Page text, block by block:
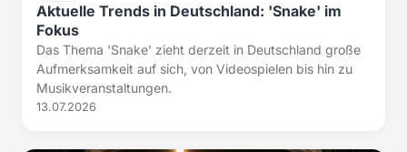
Aktuelle Trends in Deutschland: 'Snake' im
Fokus
Das Thema 'Snake' zieht derzeit in Deutschland große
Aufmerksamkeit auf sich, von Videospielen bis hin zu
Musikveranstaltungen.
13.07.2026